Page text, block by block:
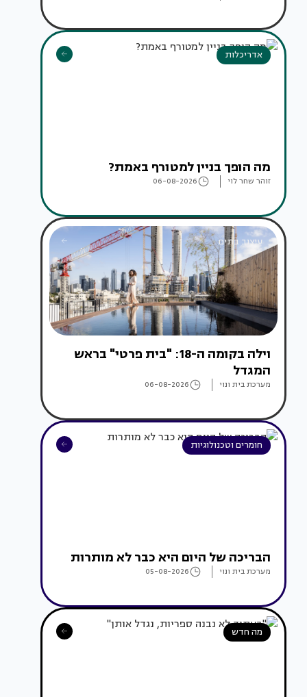
אדריכלות
מה הופך בניין למטורף באמת?
זוהר שחר לוי 06-08-2026
עיצוב בתים
וילה בקומה ה-18: "בית פרטי" בראש
המגדל
מערכת בית ונוי 06-08-2026
חומרים וטכנולוגיות
הבריכה של היום היא כבר לא מותרות
מערכת בית ונוי 05-08-2026
מה חדש